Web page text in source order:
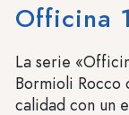
Officina
La serie
Bormioli Rocco
calidad con un